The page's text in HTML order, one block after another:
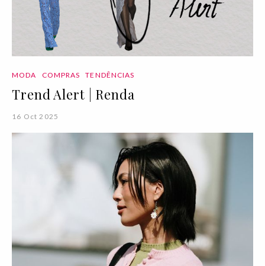
MODA COMPRAS TENDÊNCIAS
Trend Alert | Renda
16 Oct 2025